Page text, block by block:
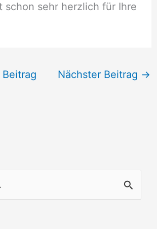
schon sehr herzlich für Ihre
Nächster Beitrag →